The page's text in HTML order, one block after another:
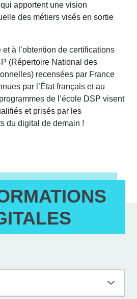
apportent une vision
des métiers visés en sortie
à l’obtention de certifications
(Répertoire National des
recensées par France
par l’État français et au
de l’école DSP visent
et prisés par les
du digital de demain !